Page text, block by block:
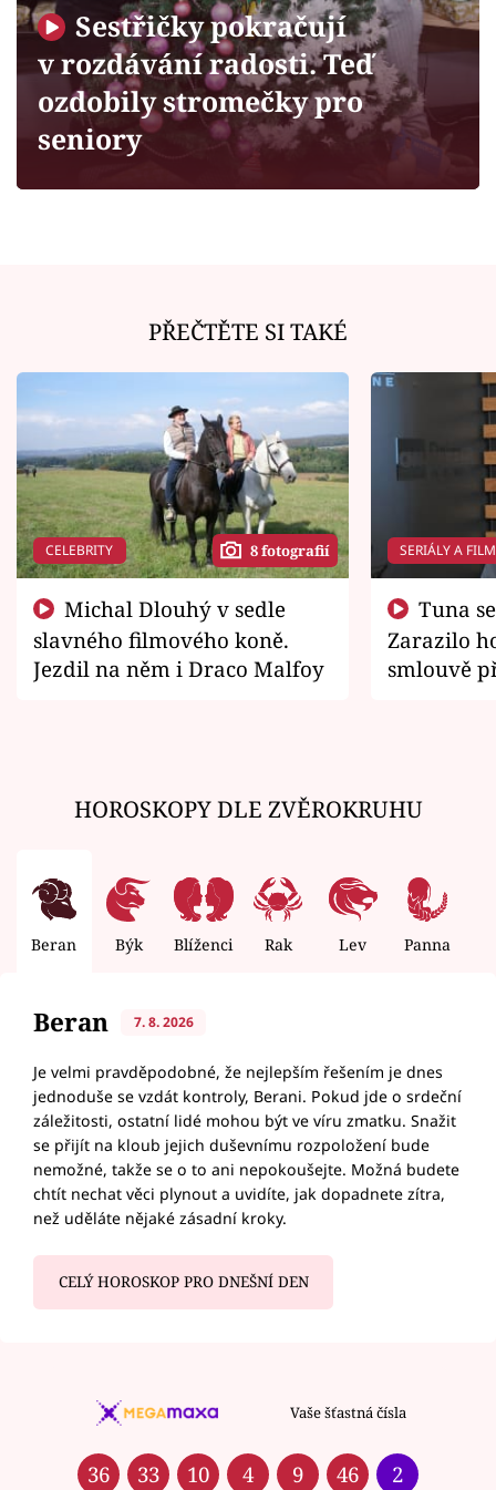
Sledujte prima+
Filmový festival Karlovy Vary
Sledujte nás
Sestřičky pokračují
v rozdávání radosti. Teď
ozdobily stromečky pro
seniory
PŘEČTĚTE SI TAKÉ
CELEBRITY 8 fotografií
slavného filmového koně.
Jezdil na něm i Draco Malfoy
SERIÁLY A
Zarazilo
smlouvě
HOROSKOPY DLE ZVĚROKRUHU
Beran Býk Blíženci Rak Lev Panna
Beran 7. 8. 2026
Je velmi pravděpodobné, že nejlepším řešením je dnes
jednoduše se vzdát kontroly, Berani. Pokud jde o srdeční
záležitosti, ostatní lidé mohou být ve víru zmatku. Snažit
se přijít na kloub jejich duševnímu rozpoložení bude
nemožné, takže se o to ani nepokoušejte. Možná budete
chtít nechat věci plynout a uvidíte, jak dopadnete zítra,
než uděláte nějaké zásadní kroky.
CELÝ HOROSKOP PRO DNEŠNÍ DEN
Vaše šťastná čísla
36 33 10 4 9 46 2